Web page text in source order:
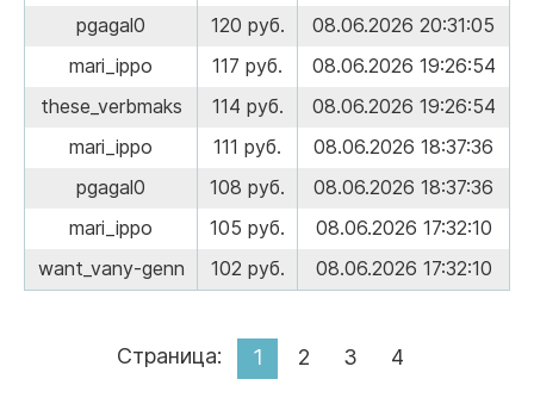
pgagal0
120 руб.
08.06.2026 20:31:05
mari_ippo
117 руб.
08.06.2026 19:26:54
these_verbmaks
114 руб.
08.06.2026 19:26:54
mari_ippo
111 руб.
08.06.2026 18:37:36
pgagal0
108 руб.
08.06.2026 18:37:36
mari_ippo
105 руб.
08.06.2026 17:32:10
want_vany-genn
102 руб. 08.06.2026 17:32:10
Страница: 1 2 3 4